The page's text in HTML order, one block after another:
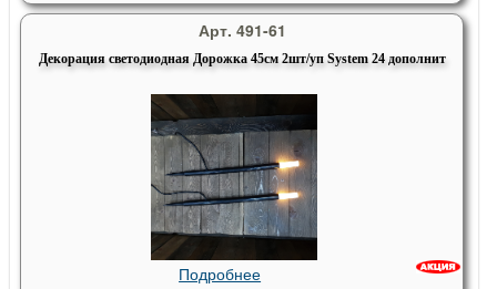
Арт. 491-61
Декорация светодиодная Дорожка 45см 2шт/уп System 24 дополнит
Подробнее